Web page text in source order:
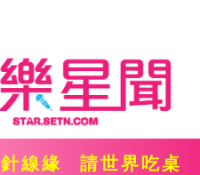
針線緣 請世界吃桌